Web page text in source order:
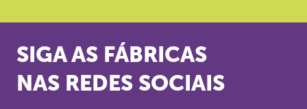
SIGA AS FÁBRICAS
NAS REDES SOCIAIS